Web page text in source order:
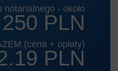
notarialnego - około
250 PLN
(cena + opłaty)
PLN